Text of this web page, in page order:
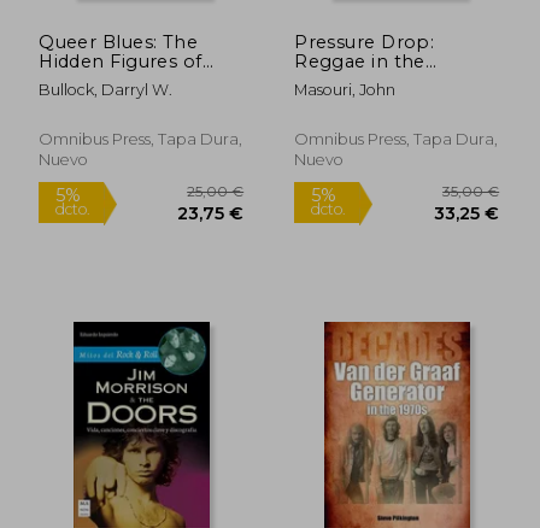
5%
dcto. 52,83 €
5%
dcto.
Rápido
Queer Blues: The
Hidden Figures of
Early Blues Music (en
Inglés)
Bullock, Darryl W.
Omnibus Press, Tapa Dura,
Nuevo
Pressure Drop:
Reggae in the
Seventies (en Inglés)
Masouri, John
Omnibus Press, Tapa Dura,
Nuevo